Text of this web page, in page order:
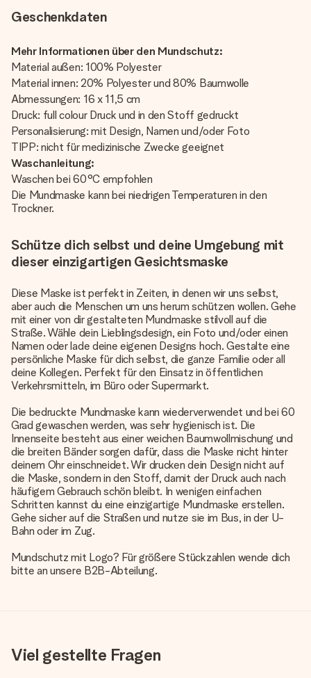
Geschenkdaten
Mehr Informationen über den Mundschutz:
Material außen: 100% Polyester
Material innen: 20% Polyester und 80% Baumwolle
Abmessungen: 16 x 11,5 cm
Druck: full colour Druck und in den Stoff gedruckt
Personalisierung: mit Design, Namen und/oder Foto
TIPP: nicht für medizinische Zwecke geeignet
Waschanleitung:
Waschen bei 60°C empfohlen
Die Mundmaske kann bei niedrigen Temperaturen in den
Trockner.
Schütze dich selbst und deine Umgebung mit
dieser einzigartigen Gesichtsmaske
Diese Maske ist perfekt in Zeiten, in denen wir uns selbst,
aber auch die Menschen um uns herum schützen wollen. Gehe
mit einer von dir gestalteten Mundmaske stilvoll auf die
Straße. Wähle dein Lieblingsdesign, ein Foto und/oder einen
Namen oder lade deine eigenen Designs hoch. Gestalte eine
persönliche Maske für dich selbst, die ganze Familie oder all
deine Kollegen. Perfekt für den Einsatz in öffentlichen
Verkehrsmitteln, im Büro oder Supermarkt.
Die bedruckte Mundmaske kann wiederverwendet und bei 60
Grad gewaschen werden, was sehr hygienisch ist. Die
Innenseite besteht aus einer weichen Baumwollmischung und
die breiten Bänder sorgen dafür, dass die Maske nicht hinter
deinem Ohr einschneidet. Wir drucken dein Design nicht auf
die Maske, sondern in den Stoff, damit der Druck auch nach
häufigem Gebrauch schön bleibt. In wenigen einfachen
Schritten kannst du eine einzigartige Mundmaske erstellen.
Gehe sicher auf die Straßen und nutze sie im Bus, in der U-
Bahn oder im Zug.
Mundschutz mit Logo? Für größere Stückzahlen wende dich
bitte an unsere B2B-Abteilung.
Viel gestellte Fragen